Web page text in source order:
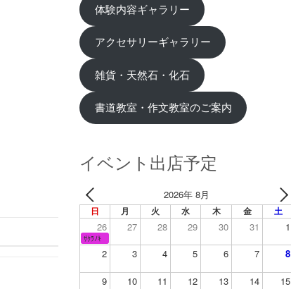
体験内容ギャラリー
アクセサリーギャラリー
雑貨・天然石・化石
書道教室・作文教室のご案内
イベント出店予定
2026年 8月
日 月 火 水 木 金 土
26 27 28 29 30 31 1
ｻｸﾗﾉｷ
2 3 4 5 6 7 8
9 10 11 12 13 14 15